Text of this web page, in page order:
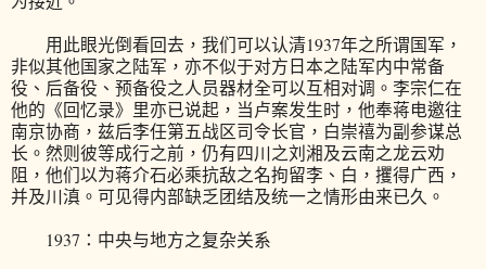
用此眼光倒看回去，我们可以认清1937年之所谓国军，
非似其他国家之陆军，亦不似于对方日本之陆军内中常备
役、后备役、预备役之人员器材全可以互相对调。李宗仁在
他的《回忆录》里亦已说起，当卢案发生时，他奉蒋电邀往
南京协商，兹后李任第五战区司令长官，白崇禧为副参谋总
长。然则彼等成行之前，仍有四川之刘湘及云南之龙云劝
阻，他们以为蒋介石必乘抗敌之名拘留李、白，攫得广西，
并及川滇。可见得内部缺乏团结及统一之情形由来已久。
1937：中央与地方之复杂关系